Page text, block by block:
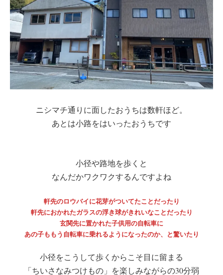
ニシマチ通りに面したおうちは数軒ほど。
あとは小路をはいったおうちです
小径や路地を歩くと
なんだかワクワクするんですよね
軒先のロウバイに花芽がついてたことだったり
軒先におかれたガラスの浮き球がきれいなことだったり
玄関先に置かれた子供用の自転車に
あの子ももう自転車に乗れるようになったのか、と驚いたり
小径をこうして歩くからこそ目に留まる
「ちいさなみつけもの」を楽しみながらの30分弱